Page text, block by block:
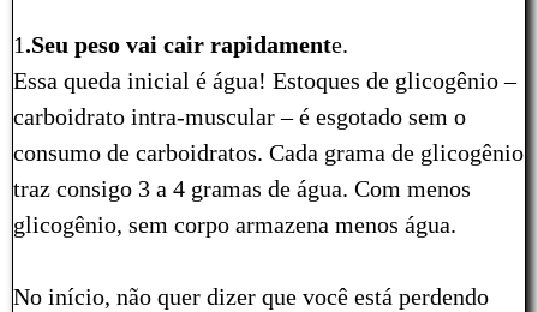
1.Seu peso vai cair rapidamente.
Essa queda inicial é água! Estoques de glicogênio –
carboidrato intra-muscular – é esgotado sem o
consumo de carboidratos. Cada grama de glicogênio
traz consigo 3 a 4 gramas de água. Com menos
glicogênio, sem corpo armazena menos água.
No início, não quer dizer que você está perdendo